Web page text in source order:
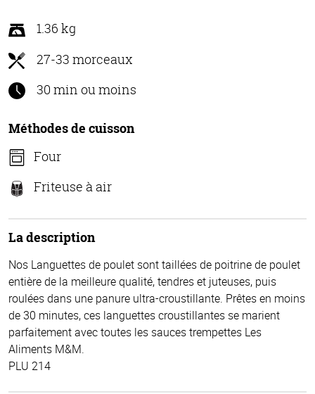
1.36 kg
27-33 morceaux
30 min ou moins
Méthodes de cuisson
Four
Friteuse à air
La description
Nos Languettes de poulet sont taillées de poitrine de poulet
entière de la meilleure qualité, tendres et juteuses, puis
roulées dans une panure ultra-croustillante. Prêtes en moins
de 30 minutes, ces languettes croustillantes se marient
parfaitement avec toutes les sauces trempettes Les
Aliments M&M.
PLU 214